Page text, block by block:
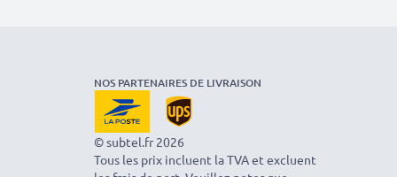
NOS PARTENAIRES DE LIVRAISON
© subtel.fr 2026
Tous les prix incluent la TVA et excluent